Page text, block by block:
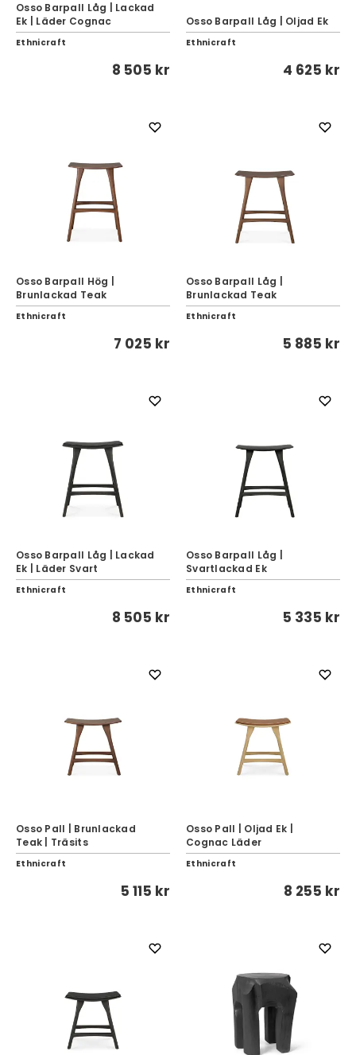
Osso Barpall Låg | Lackad
Ek | Läder Cognac
Ethnicraft
8 505 kr
Osso Barpall Låg | Oljad Ek
Ethnicraft
4 625 kr
Osso Barpall Hög |
Brunlackad Teak
Ethnicraft
7 025 kr
Osso Barpall Låg |
Brunlackad Teak
Ethnicraft
5 885 kr
Osso Barpall Låg | Lackad
Ek | Läder Svart
Ethnicraft
8 505 kr
Osso Barpall Låg |
Svartlackad Ek
Ethnicraft
5 335 kr
Osso Pall | Brunlackad
Teak | Träsits
Ethnicraft
5 115 kr
Osso Pall | Oljad Ek |
Cognac Läder
Ethnicraft
8 255 kr